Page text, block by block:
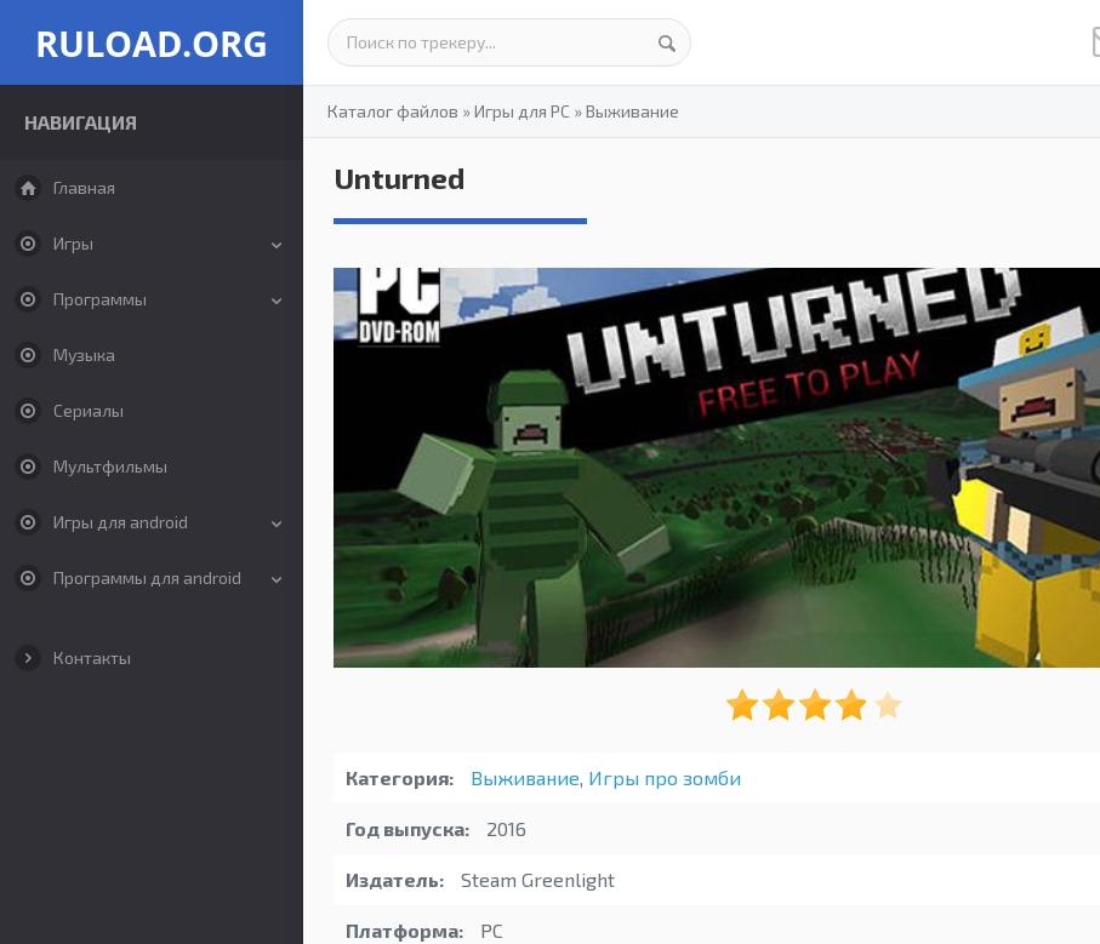
RULOAD.ORG
НАВИГАЦИЯ
Главная
Игры
Программы
Музыка
Сериалы
Мультфильмы
Игры для android
Программы для android
Контакты
Каталог файлов »Игры для PC »Выживание
Unturned
Категория: Выживание, Игры про зомби
Год выпуска: 2016
Издатель: Steam Greenlight
Платформа: PC